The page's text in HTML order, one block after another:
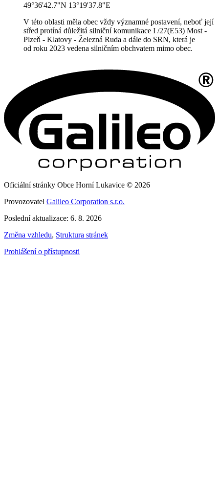
49°36'42.7"N 13°19'37.8"E
V této oblasti měla obec vždy významné postavení, neboť její
střed protíná důležitá silniční komunikace I /27(E53) Most -
Plzeň - Klatovy - Železná Ruda a dále do SRN, která je
od roku 2023 vedena silničním obchvatem mimo obec.
Oficiální stránky Obce Horní Lukavice © 2026
Provozovatel Galileo Corporation s.r.o.
Poslední aktualizace: 6. 8. 2026
Změna vzhledu, Struktura stránek
Prohlášení o přístupnosti